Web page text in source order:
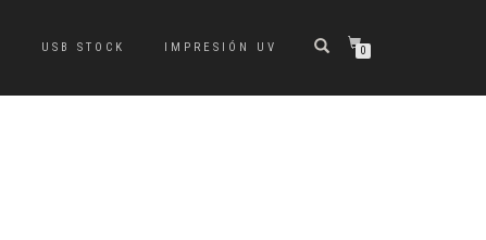
USB STOCK IMPRESIÓN UV 0